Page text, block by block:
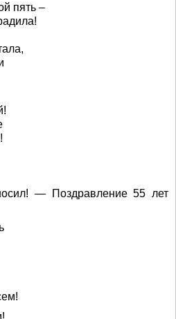
пять –
— Поздравление 55 лет